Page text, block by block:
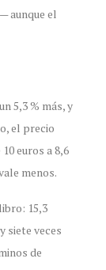
aunque el
5,3 % más, y
el precio
euros a 8,6
menos.
15,3
siete veces
de